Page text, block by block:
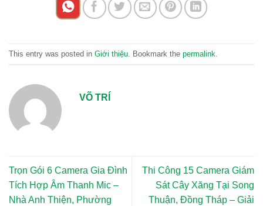
This entry was posted in Giới thiệu . Bookmark the permalink
VÕ TRÍ
Trọn Gói 6 Camera Gia Đình
Tích Hợp Âm Thanh Mic –
Nhà Anh Thiện, Phường
Thi Công 15 Camera Giám
Sát Cây Xăng Tại Song
Thuận, Đồng Tháp – Giải